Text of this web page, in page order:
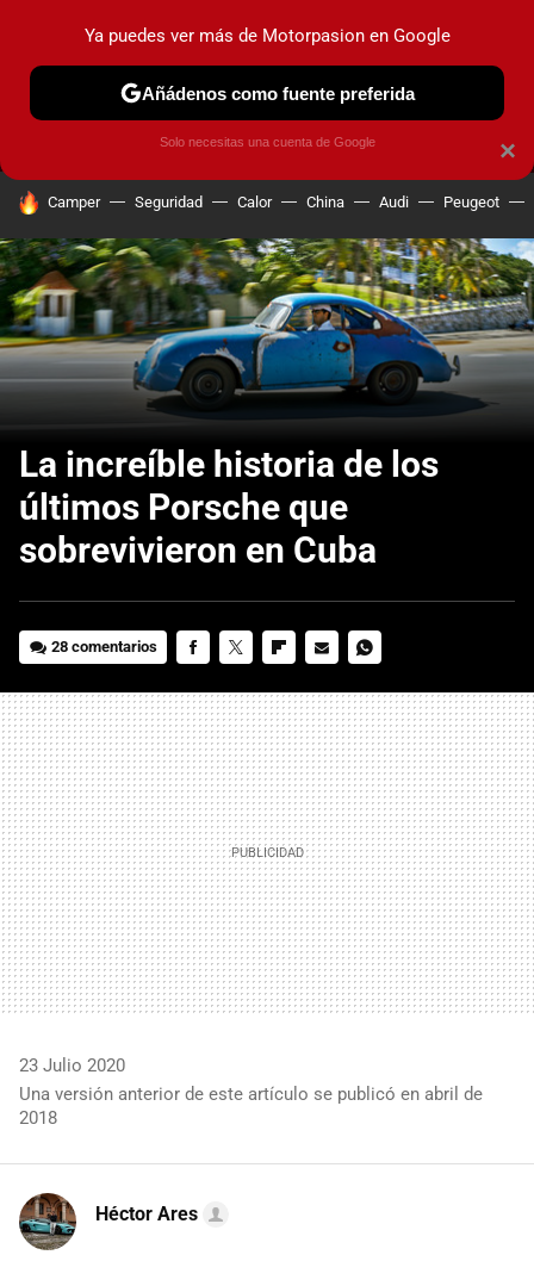
MENÚ NUEVO
COCHES ELÉCTRICOS OBSERVATORIO
HOY SE HABLA DE
Camper Seguridad Calor China Audi Peugeot
La increíble historia de los
últimos Porsche que
sobrevivieron en Cuba
28 comentarios
MAIL
23 Julio 2020
Una versión anterior de este artículo se publicó en abril de
2018
Héctor Ares
×
Ya puedes ver más de Motorpasion en Google
Añádenos como fuente preferida
Solo necesitas una cuenta de Google